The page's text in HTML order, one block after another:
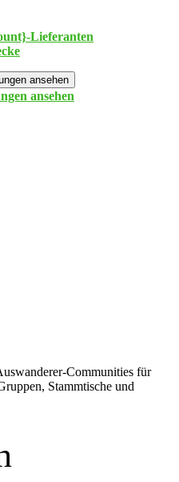
Lieferanten
ansehen
ansehen
Communities für
Stammtische und